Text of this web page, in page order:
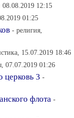
12:15
01:25
- религия,
15.07.2019 18:46
07.07.2019 01:26
церковь 3 -
флота -